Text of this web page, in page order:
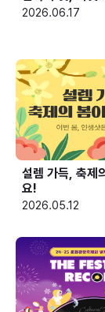
2026.06.17
설렘 가득, 축제
요!
2026.05.12